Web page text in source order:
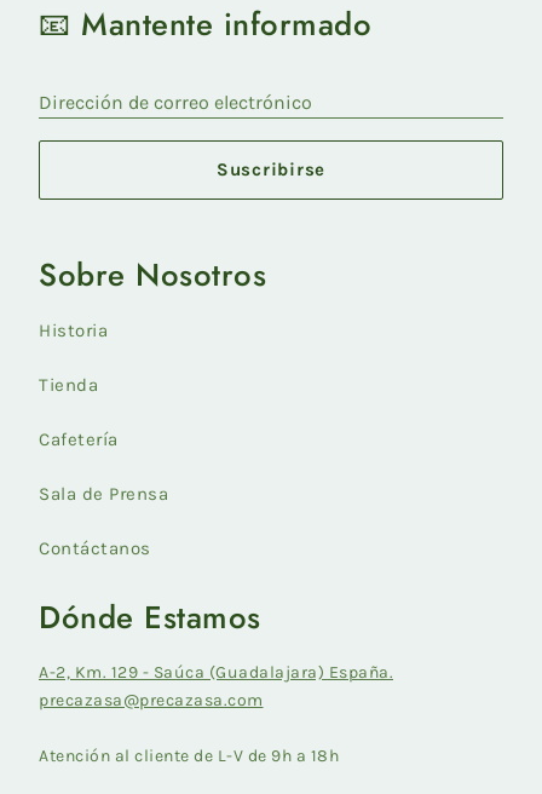
📧 Mantente informado
Dirección de correo electrónico
Suscribirse
Sobre Nosotros
Historia
Tienda
Cafetería
Sala de Prensa
Contáctanos
Dónde Estamos
A-2, Km. 129 - Saúca (Guadalajara) España.
precazasa@precazasa.com
Atención al cliente de L-V de 9h a 18h